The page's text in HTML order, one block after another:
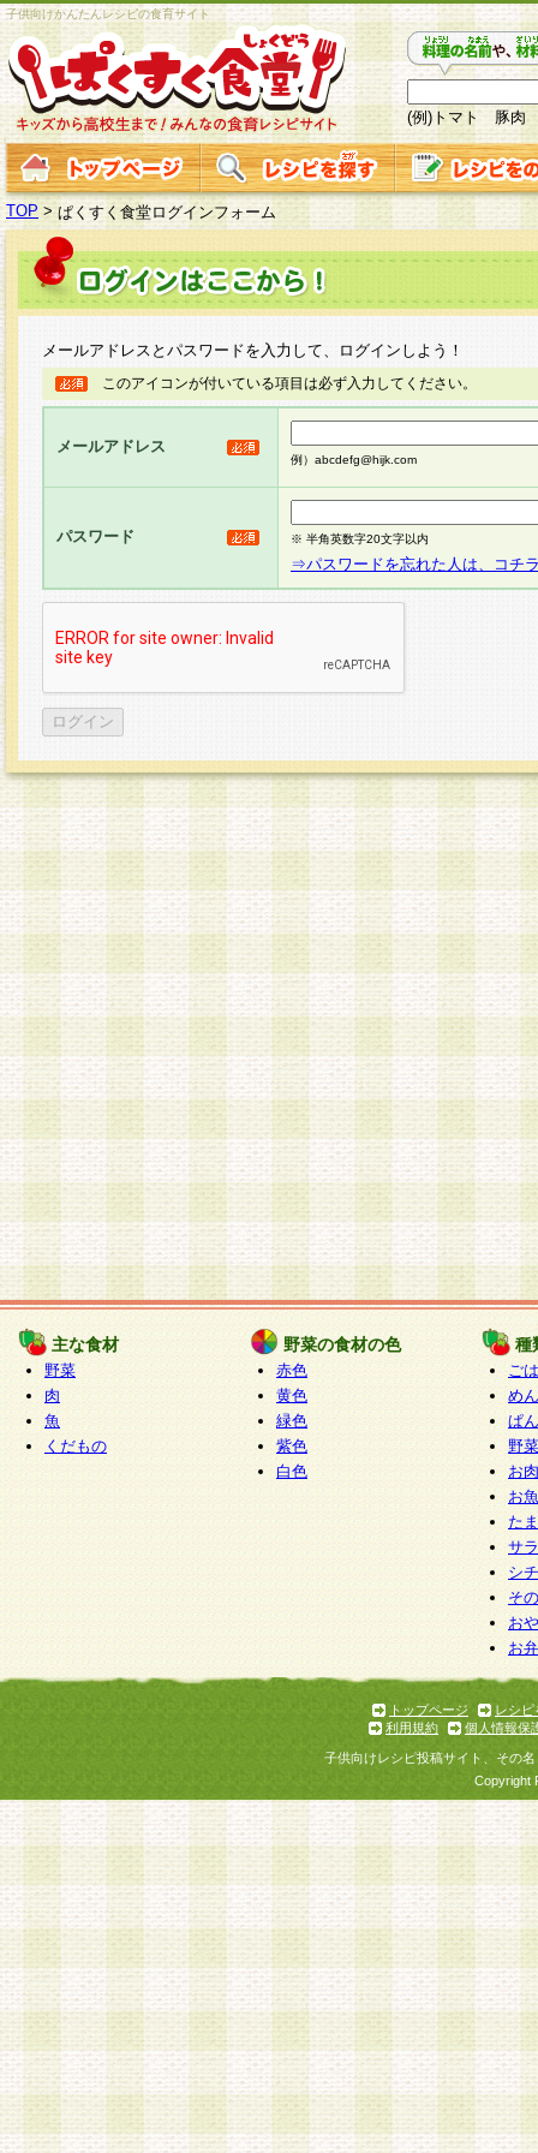
子供向けかんたんレシピの食育サイト
(例)トマト 豚肉
TOP > ぱくすく食堂ログインフォーム
メールアドレスとパスワードを入力して、ログインしよう！
このアイコンが付いている項目は必ず入力してください。
メールアドレス
例）abcdefg@hijk.com
パスワード ※ 半角英数字20文字以内
⇒パスワードを忘れた人は、コチ
主な食材
野菜
肉
魚
くだもの
野菜の食材の色
赤色
黄色
緑色
紫色
白色
種
ご
めん
ぱん
野
お
お
た
サ
シ
そ
お
お
トップページ
レシピ
利用規約
個人情報保
子供向けレシピ投稿サイト、その
Copyright